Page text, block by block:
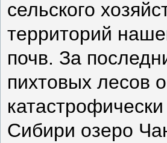
сельского
территорий
почв. За
пихтовых лесов
Сибири озеро